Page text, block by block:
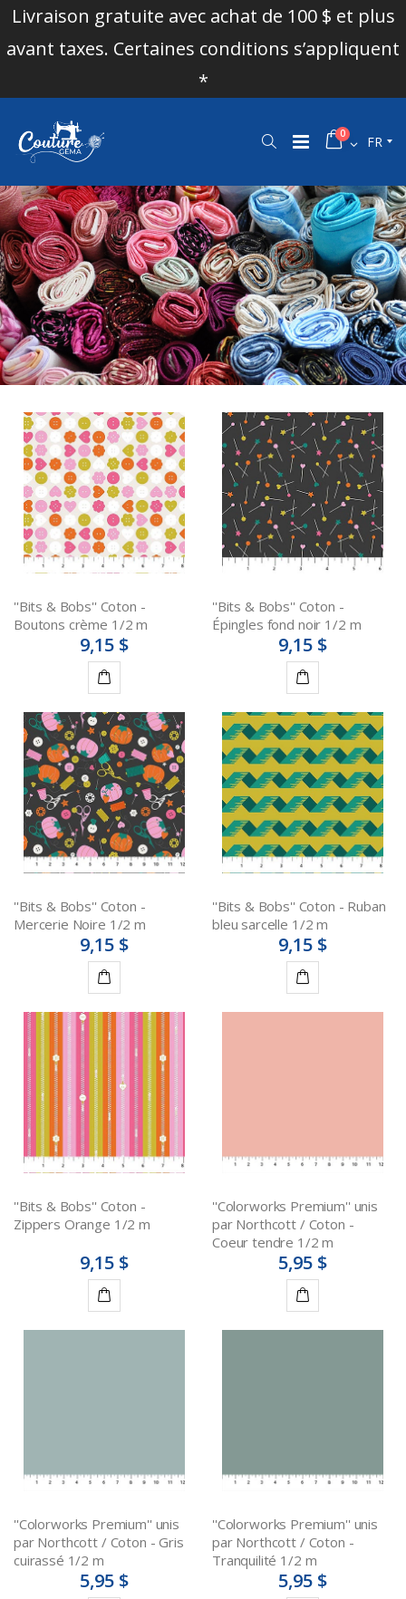
Livraison gratuite avec achat de 100 $ et plus
avant taxes. Certaines conditions s’appliquent
*
0 FR
''Bits & Bobs'' Coton -
Boutons crème 1/2 m
9,15 $
au
panier
''Bits & Bobs'' Coton -
Épingles fond noir 1/2 m
9,15 $
au
panier
''Bits & Bobs'' Coton -
Mercerie Noire 1/2 m
9,15 $
au
panier
''Bits & Bobs'' Coton - Ruban
bleu sarcelle 1/2 m
9,15 $
''Bits & Bobs'' Coton -
Zippers Orange 1/2 m
9,15 $
Ajouter
''Colorworks Premium'' unis
par Northcott / Coton -
Coeur tendre 1/2 m
5,95 $
Ajouter
''Colorworks Premium'' unis
par Northcott / Coton - Gris
cuirassé 1/2 m
5,95 $
''Colorworks Premium'' unis
par Northcott / Coton -
Tranquilité 1/2 m
5,95 $